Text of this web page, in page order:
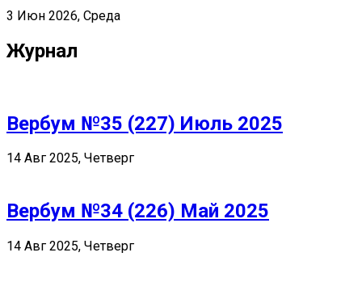
3 Июн 2026, Среда
Журнал
Вербум №35 (227) Июль 2025
14 Авг 2025, Четверг
Вербум №34 (226) Май 2025
14 Авг 2025, Четверг